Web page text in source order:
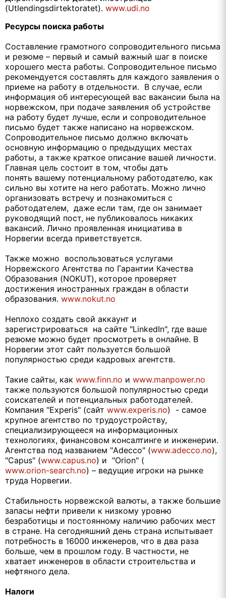
(Utlendingsdirtektoratet). www.udi.no
Ресурсы поиска работы
Составление грамотного сопроводительного письма
и резюме – первый и самый важный шаг в поиске
хорошего места работы. Сопроводительное письмо
рекомендуется составлять для каждого заявления о
приеме на работу в отдельности. В случае, если
информация об интересующей вас вакансии была на
норвежском, при подаче заявления об устройстве
на работу будет лучше, если и сопроводительное
письмо будет также написано на норвежском.
Сопроводительное письмо должно включать
основную информацию о предыдущих местах
работы, а также краткое описание вашей личности.
Главная цель состоит в том, чтобы дать
понять вашему потенциальному работодателю, как
сильно вы хотите на него работать. Можно лично
организовать встречу и познакомиться с
работодателем, даже если там, где он занимает
руководящий пост, не публиковалось никаких
вакансий. Лично проявленная инициатива в
Норвегии всегда приветствуется.
Также можно воспользоваться услугами
Норвежского Агентства по Гарантии Качества
Образования (NOKUT), которое проверяет
достижения иностранных граждан в области
образования. www.nokut.no
Неплохо создать свой аккаунт и
зарегистрироваться на сайте "LinkedIn", где ваше
резюме можно будет просмотреть в онлайне. В
Норвегии этот сайт пользуется большой
популярностью среди кадровых агентств.
Такие сайты, как www.finn.no и www.manpower.no
также пользуются большой популярностью среди
соискателей и потенциальных работодателей.
Компания "Experis" (сайт www.experis.no) - самое
крупное агентство по трудоустройству,
специализирующееся на информационных
технологиях, финансовом консалтинге и инженерии.
Агентства под названием "Adecco" (www.adecco.no),
"Capus" (www.capus.no) и "Orion" (
www.orion-search.no) – ведущие игроки на рынке
труда Норвегии.
Стабильность норвежской валюты, а также большие
запасы нефти привели к низкому уровню
безработицы и постоянному наличию рабочих мест
в стране. На сегодняшний день страна испытывает
потребность в 16000 инженеров, что в два раза
больше, чем в прошлом году. В частности, не
хватает инженеров в области строительства и
нефтяного дела.
Налоги